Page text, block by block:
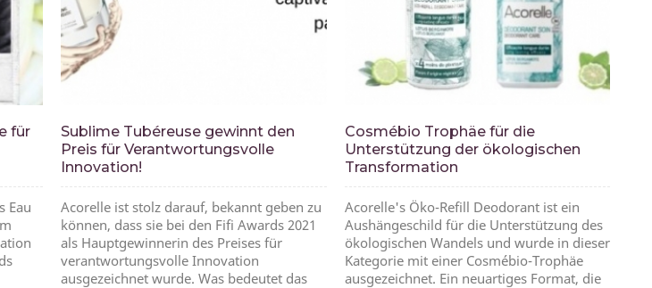
für
Eau
Sublime Tubéreuse gewinnt den
Preis für Verantwortungsvolle
Innovation!
Acorelle ist stolz darauf, bekannt geben zu
können, dass sie bei den Fifi Awards 2021
als Hauptgewinnerin des Preises für
verantwortungsvolle Innovation
ausgezeichnet wurde. Was bedeutet das
Cosmébio Trophäe für die
Unterstützung der ökologischen
Transformation
Acorelle's Öko-Refill Deodorant ist ein
Aushängeschild für die Unterstützung des
ökologischen Wandels und wurde in dieser
Kategorie mit einer Cosmébio-Trophäe
ausgezeichnet. Ein neuartiges Format, die